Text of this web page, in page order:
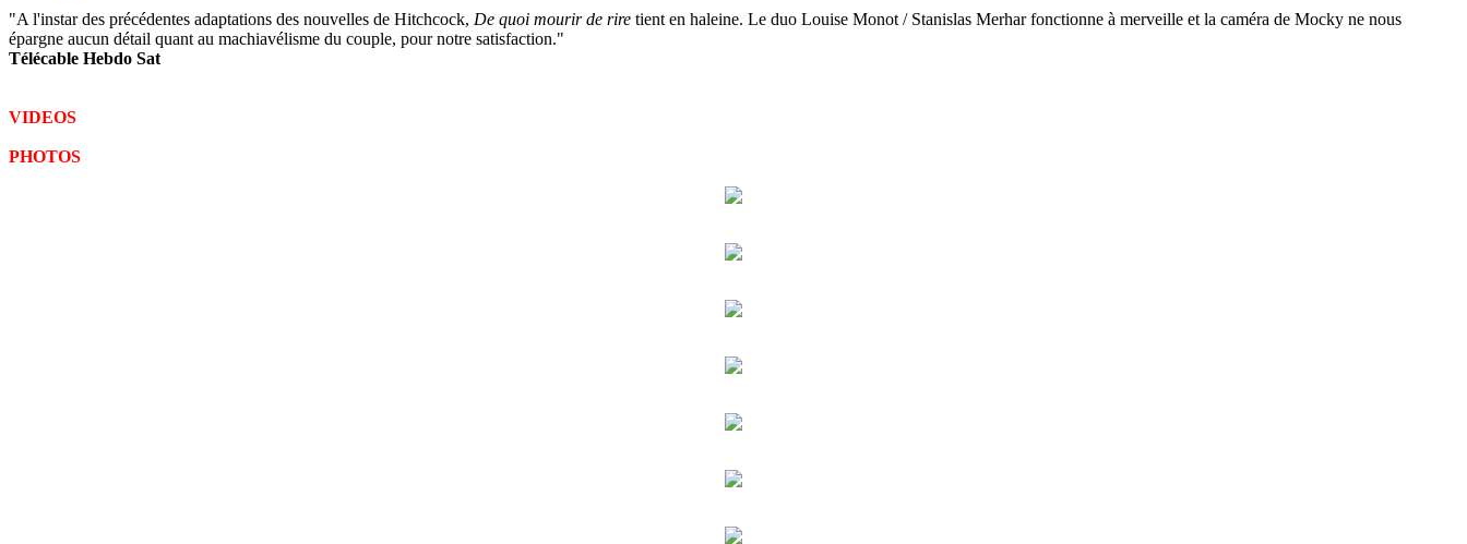
"A l'instar des précédentes adaptations des nouvelles de Hitchcock, De quoi mourir de rire tient en haleine. Le duo Louise Monot / Stanislas Merhar fonctionne à merveille et la caméra de Mocky ne nous
épargne aucun détail quant au machiavélisme du couple, pour notre satisfaction."
Télécable Hebdo Sat
VIDEOS
PHOTOS